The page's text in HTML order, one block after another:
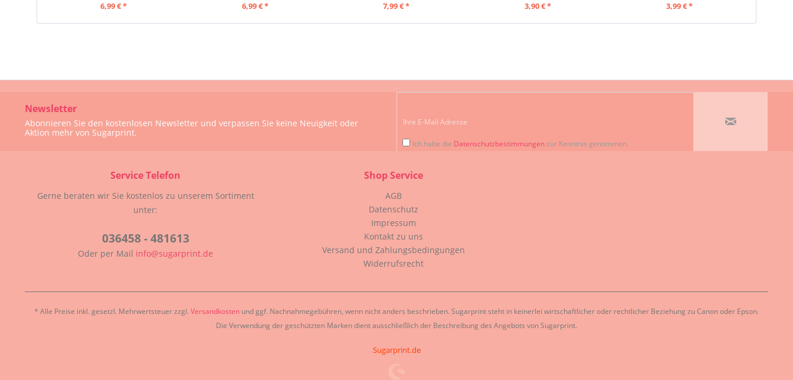
6,99 € * 6,99 € * 7,99 € * 3,90 € * 3,99 € *
Service Telefon
Gerne beraten wir Sie kostenlos zu unserem Sortiment
unter:
036458 - 481613
Oder per Mail info@sugarprint.de
Shop Service
AGB
Datenschutz
Impressum
Kontakt zu uns
Versand und Zahlungsbedingungen
Widerrufsrecht
Newsletter
Abonnieren Sie den kostenlosen Newsletter und verpassen Sie keine Neuigkeit oder
Aktion mehr von Sugarprint.
Ich habe die Datenschutzbestimmungenzur Kenntnis genommen.
* Alle Preise inkl. gesetzl. Mehrwertsteuer zzgl. Versandkosten und ggf. Nachnahmegebühren, wenn nicht anders beschrieben. Sugarprint steht in keinerlei wirtschaftlicher oder rechtlicher Beziehung zu Canon oder Epson.
Die Verwendung der geschützten Marken dient ausschließlich der Beschreibung des Angebots von Sugarprint.
Sugarprint.de